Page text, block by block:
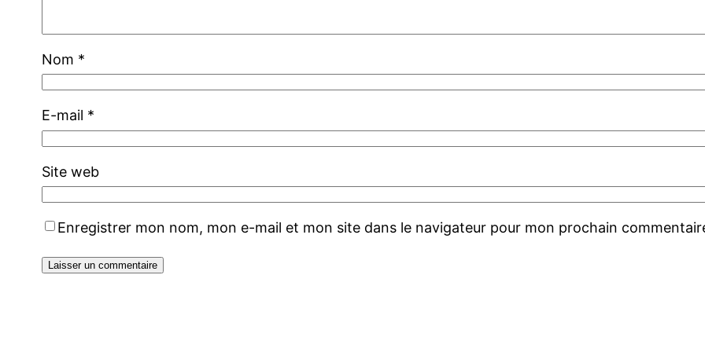
Nom *
E-mail *
Site web
Enregistrer mon nom, mon e-mail et mon site dans le navigateur pour mon prochain